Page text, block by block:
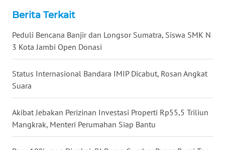
Berita Terkait
Peduli Bencana Banjir dan Longsor Sumatra, Siswa SMK N
3 Kota Jambi Open Donasi
Status Internasional Bandara IMIP Dicabut, Rosan Angkat
Suara
Akibat Jebakan Perizinan Investasi Properti Rp55,5 Triliun
Mangkrak, Menteri Perumahan Siap Bantu
SULUT
WN
MALUKU
WN
MALUT
WN
DAIRI